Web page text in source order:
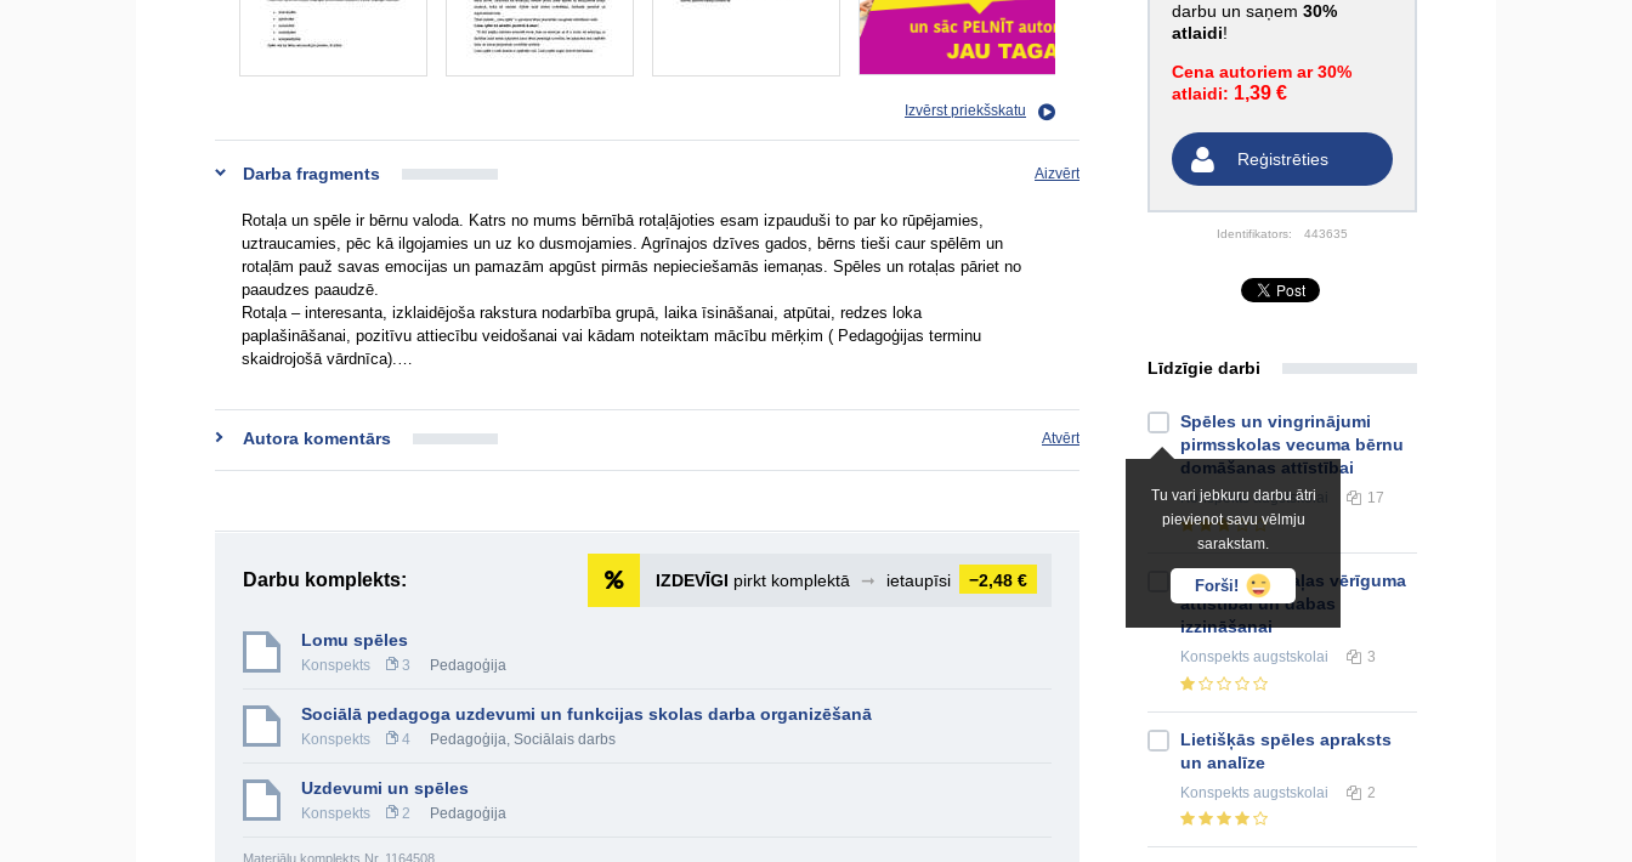
darbu un saņem 30%
atlaidi!
Cena autoriem ar 30%
atlaidi: 1,39 €
Reģistrēties
Identifikators: 443635
Izvērst priekšskatu
Darba fragments Aizvērt
Rotaļa un spēle ir bērnu valoda. Katrs no mums bērnībā rotaļājoties esam izpauduši to par ko rūpējamies,
uztraucamies, pēc kā ilgojamies un uz ko dusmojamies. Agrīnajos dzīves gados, bērns tieši caur spēlēm un
rotaļām pauž savas emocijas un pamazām apgūst pirmās nepieciešamās iemaņas. Spēles un rotaļas pāriet no
paaudzes paaudzē.
Rotaļa – interesanta, izklaidējoša rakstura nodarbība grupā, laika īsināšanai, atpūtai, redzes loka
paplašināšanai, pozitīvu attiecību veidošanai vai kādam noteiktam mācību mērķim ( Pedagoģijas terminu
skaidrojošā vārdnīca).…
Autora komentārs Atvērt
Darbu komplekts: IZDEVĪGI pirkt komplektā ➞ ietaupīsi −2,48 €
Lomu spēles
Konspekts 3 Pedagoģija
Sociālā pedagoga uzdevumi un funkcijas skolas darba organizēšanā
Konspekts 4 Pedagoģija, Sociālais darbs
Uzdevumi un spēles
Konspekts 2 Pedagoģija
Materiālu komplekts Nr. 1164508
Līdzīgie darbi
Tu vari jebkuru darbu ātri
pievienot savu vēlmju
sarakstam.
Forši!
Spēles un vingrinājumi
pirmsskolas vecuma bērnu
domāšanas attīstībai
Konspekts augstskolai 17
Spēles un rotaļas vērīguma
attīstībai un dabas
izzināšanai
Konspekts augstskolai 3
Lietišķās spēles apraksts
un analīze
Konspekts augstskolai 2